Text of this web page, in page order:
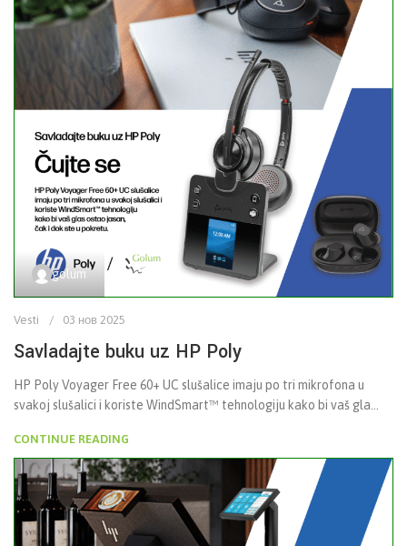
golum
Vesti 03 нов 2025
Savladajte buku uz HP Poly
HP Poly Voyager Free 60+ UC slušalice imaju po tri mikrofona u
svakoj slušalici i koriste WindSmart™ tehnologiju kako bi vaš gla...
CONTINUE READING